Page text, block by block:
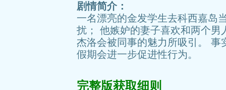
剧情简介：
一名漂亮的金发学生去科西嘉岛
扰； 他嫉妒的妻子喜欢和两个男
杰洛会被同事的魅力所吸引。
假期会进一步促进性行为。
完整版获取细则